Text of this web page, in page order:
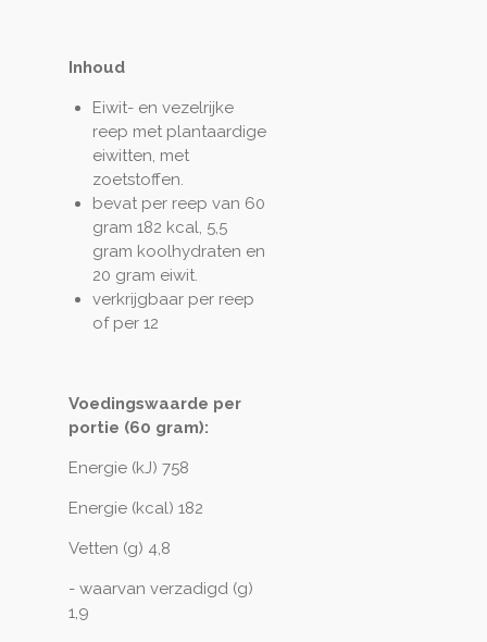
Inhoud
Eiwit- en vezelrijke
reep met plantaardige
eiwitten, met
zoetstoffen.
bevat per reep van 60
gram 182 kcal, 5,5
gram koolhydraten en
20 gram eiwit.
verkrijgbaar per reep
of per 12
Voedingswaarde per
portie (60 gram):
Energie (kJ) 758
Energie (kcal) 182
Vetten (g) 4,8
- waarvan verzadigd (g)
1,9